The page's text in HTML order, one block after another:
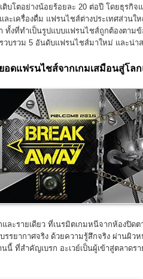
บโตอย่างน้อยร้อยละ 20 ต่อปี โดยธุรกิจ
ะเครื่องดื่ม แฟรนไชส์ต่างประเทศส่วนใ
ทั้งที่ทำเป็นรูปแบบแฟรนไชส์ถูกต้องตาม
วบรวม 5 อันดับแฟรนไชส์มาใหม่ และน่
อดแฟรนไชส์จากเกมเสมือนสู่โล
ะรายเดียว ที่เนรมิตเกมหนีจากห้องปิดต
รยากาศจริง ด้วยความรู้สึกจริง ผ่านผิวห
นี้ ที่สำคัญเบรก อะเวย์เป็นผู้เข้าสู่ตลาดร